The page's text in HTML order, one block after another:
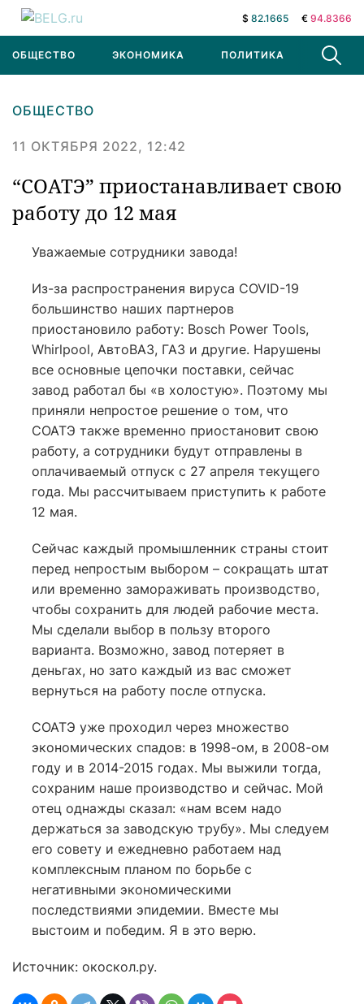
$ 82.1665 € 94.8366
ОБЩЕСТВО ЭКОНОМИКА ПОЛИТИКА В МИРЕ
ОБЩЕСТВО
11 ОКТЯБРЯ 2022, 12:42
“СОАТЭ” приостанавливает свою
работу до 12 мая
Уважаемые сотрудники завода!
Из-за распространения вируса COVID-19
большинство наших партнеров
приостановило работу: Bosch Power Tools,
Whirlpool, АвтоВАЗ, ГАЗ и другие. Нарушены
все основные цепочки поставки, сейчас
завод работал бы «в холостую». Поэтому мы
приняли непростое решение о том, что
СОАТЭ также временно приостановит свою
работу, а сотрудники будут отправлены в
оплачиваемый отпуск с 27 апреля текущего
года. Мы рассчитываем приступить к работе
12 мая.
Сейчас каждый промышленник страны стоит
перед непростым выбором – сокращать штат
или временно замораживать производство,
чтобы сохранить для людей рабочие места.
Мы сделали выбор в пользу второго
варианта. Возможно, завод потеряет в
деньгах, но зато каждый из вас сможет
вернуться на работу после отпуска.
СОАТЭ уже проходил через множество
экономических спадов: в 1998-ом, в 2008-ом
году и в 2014-2015 годах. Мы выжили тогда,
сохраним наше производство и сейчас. Мой
отец однажды сказал: «нам всем надо
держаться за заводскую трубу». Мы следуем
его совету и ежедневно работаем над
комплексным планом по борьбе с
негативными экономическими
последствиями эпидемии. Вместе мы
выстоим и победим. Я в это верю.
Источник: окоскол.ру.